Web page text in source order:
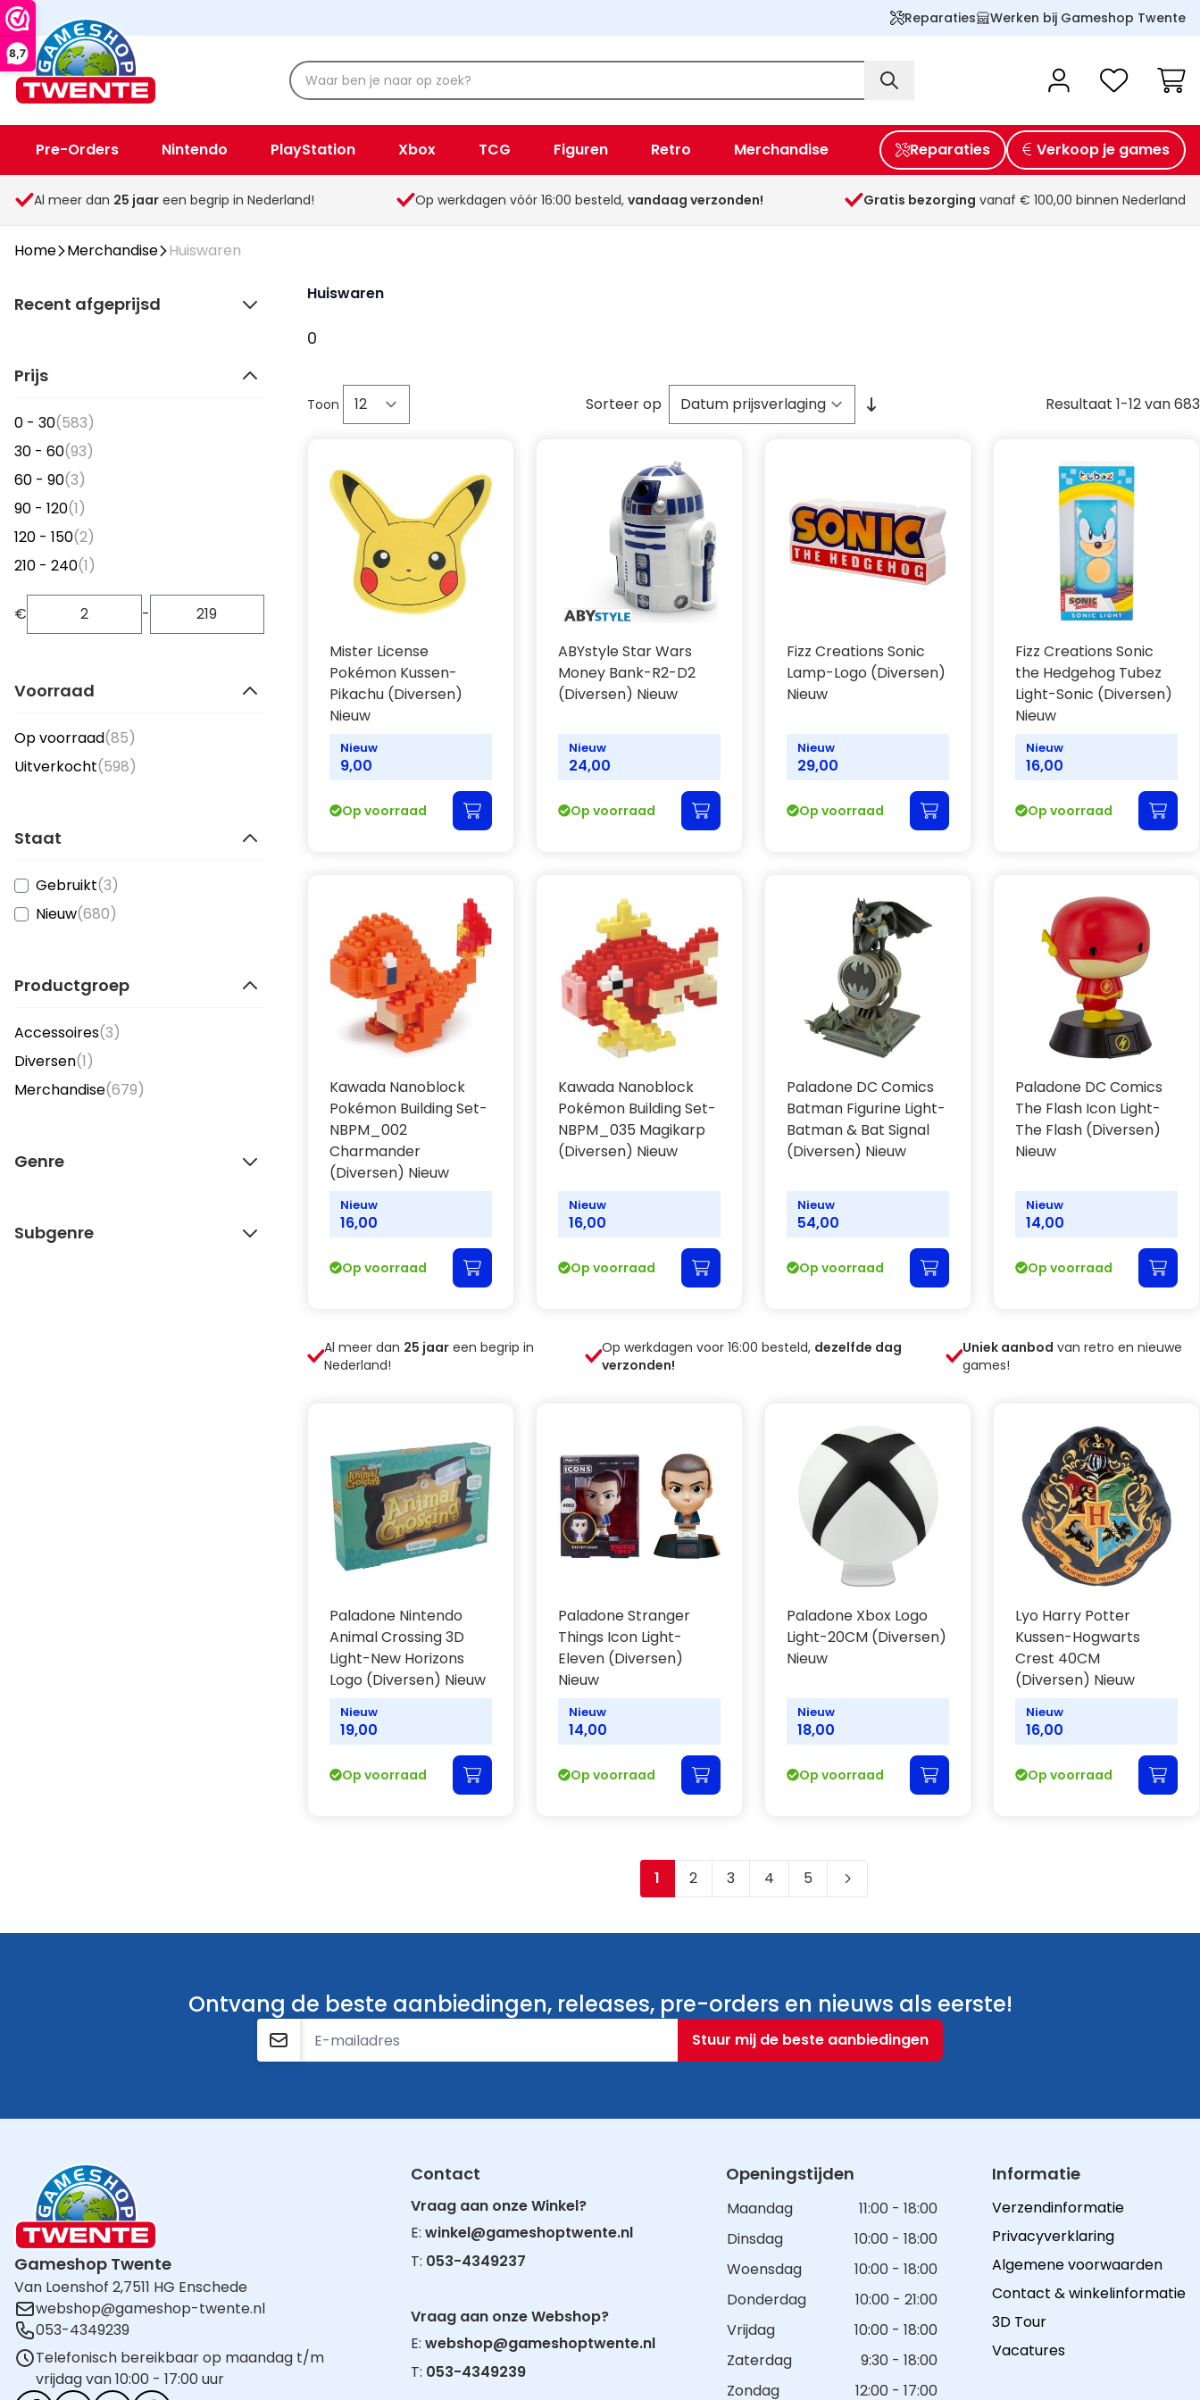
8,7
Reparaties Werken bij Gameshop Twente
Pre-Orders Nintendo PlayStation Xbox TCG Figuren Retro Merchandise
Spellen & Speelgoed Overige
Reparaties Verkoop je games
Al meer dan 25 jaar een begrip in Nederland! Op werkdagen vóór 16:00 besteld, vandaag verzonden! Gratis bezorging vanaf € 100,00 binnen Nederland
Home Merchandise Huiswaren
Recent afgeprijsd
Prijs
0 - 30(583)
30 - 60(93)
60 - 90(3)
90 - 120(1)
120 - 150(2)
210 - 240(1)
€ -
Voorraad
Op voorraad(85)
Uitverkocht(598)
Staat
Gebruikt(3)
Nieuw(680)
Productgroep
Accessoires(3)
Diversen(1)
Merchandise(679)
Genre
Subgenre
Huiswaren
0
Toon Resultaat 1-12van683
Sorteer op
Mister License
Pokémon Kussen-
Pikachu (Diversen)
Nieuw
Nieuw
9,00
Op voorraad
ABYstyle Star Wars
Money Bank-R2-D2
(Diversen) Nieuw
Nieuw
24,00
Op voorraad
Fizz Creations Sonic
Lamp-Logo (Diversen)
Nieuw
Nieuw
29,00
Op voorraad
Fizz Creations Sonic
the Hedgehog Tubez
Light-Sonic (Diversen)
Nieuw
Nieuw
16,00
Op voorraad
Kawada Nanoblock
Pokémon Building Set-
NBPM_002
Charmander
(Diversen) Nieuw
Nieuw
16,00
Op voorraad
Kawada Nanoblock
Pokémon Building Set-
NBPM_035 Magikarp
(Diversen) Nieuw
Nieuw
16,00
Op voorraad
Paladone DC Comics
Batman Figurine Light-
Batman & Bat Signal
(Diversen) Nieuw
Nieuw
54,00
Op voorraad
Paladone DC Comics
The Flash Icon Light-
The Flash (Diversen)
Nieuw
Nieuw
14,00
Op voorraad
Al meer dan 25 jaar een begrip in
Nederland!
Op werkdagen voor 16:00 besteld, dezelfde dag
verzonden!
Uniek aanbod van retro en nieuwe
games!
Paladone Nintendo
Animal Crossing 3D
Light-New Horizons
Logo (Diversen) Nieuw
Nieuw
19,00
Op voorraad
Paladone Stranger
Things Icon Light-
Eleven (Diversen)
Nieuw
Nieuw
14,00
Op voorraad
Paladone Xbox Logo
Light-20CM (Diversen)
Nieuw
Nieuw
18,00
Op voorraad
Lyo Harry Potter
Kussen-Hogwarts
Crest 40CM
(Diversen) Nieuw
Nieuw
16,00
Op voorraad
Je leest momenteel pagina
1 Pagina
2 Pagina
3 Pagina
4 Pagina
5
Ontvang de beste aanbiedingen, releases, pre-orders en nieuws als eerste!
E-mailadres
Stuur mij de beste aanbiedingen
Gameshop Twente
Van Loenshof 2,7511 HG Enschede
webshop@gameshop-twente.nl
053-4349239
Telefonisch bereikbaar op maandag t/m
vrijdag van 10:00 - 17:00 uur
Contact
Vraag aan onze Winkel?
E:winkel@gameshoptwente.nl
T: 053-4349237
Vraag aan onze Webshop?
E:webshop@gameshoptwente.nl
T: 053-4349239
Openingstijden
Maandag
11:00 - 18:00
Dinsdag
10:00 - 18:00
Woensdag
10:00 - 18:00
Donderdag
10:00 - 21:00
Vrijdag
10:00 - 18:00
Zaterdag
9:30 - 18:00
Zondag
12:00 - 17:00
Informatie
Verzendinformatie
Privacyverklaring
Algemene voorwaarden
Contact & winkelinformatie
3D Tour
Vacatures